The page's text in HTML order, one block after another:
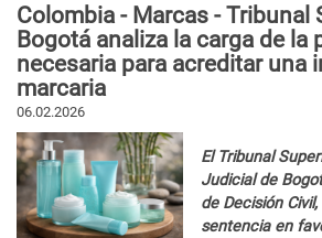
Colombia - Marcas - Tribunal
Bogotá analiza la carga de la
necesaria para acreditar una
marcaria
06.02.2026
El Tribunal
Judicial de
de Decisión
sentencia en